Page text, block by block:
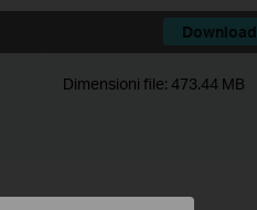
Download
Dimensioni file: 473.44 MB